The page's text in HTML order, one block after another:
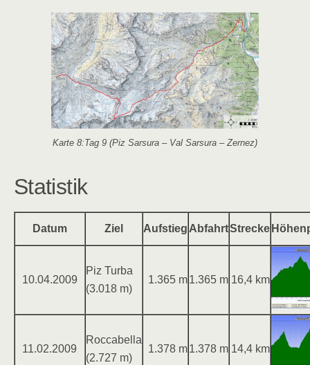
Karte 8:Tag 9 (Piz Sarsura – Val Sarsura – Zernez)
Statistik
Datum Ziel Aufstieg AbfahrtStrecke
10.04.2009
Piz Turba
(3.018 m)
1.365 m1.365 m 16,4 km
11.02.2009
Roccabella
(2.727 m)
1.378 m1.378 m 14,4 km